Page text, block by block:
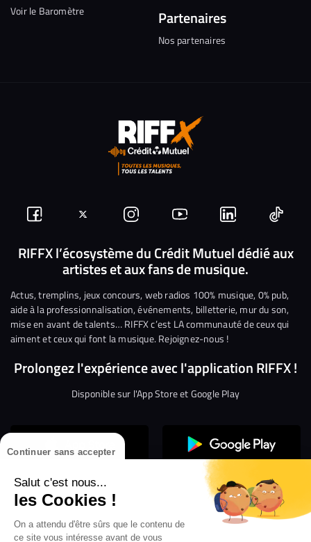
Continuer sans accepter
Salut c'est nous...
les Cookies !
On a attendu d'être sûrs que le contenu de
ce site vous intéresse avant de vous
Voir le Baromètre Partenaires
Nos partenaires
Suivez-
nous
Facebook
Suivez-
nous
sur
Twitter
Nous
rejoindre
sur
Instagram
Nous
rejoindre
sur
YouTube
Nous
rejoindre
sur
Linkedin
Nous
RIFFX l’écosystème du Crédit Mutuel dédié aux
artistes et aux fans de musique.
Actus, tremplins, jeux concours, web radios 100% musique, 0% pub,
aide à la professionnalisation, événements, billetterie, mur du son,
mise en avant de talents… RIFFX c’est LA communauté de ceux qui
aiment et ceux qui font la musique. Rejoignez-nous !
Prolongez l'expérience avec l'application RIFFX !
Disponible sur l'App Store et Google Play
Confidentialité
Gestion des cookies